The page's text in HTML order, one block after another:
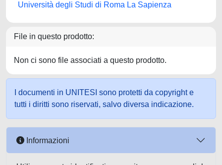
Università degli Studi di Roma La Sapienza
File in questo prodotto:
Non ci sono file associati a questo prodotto.
I documenti in UNITESI sono protetti da copyright e
tutti i diritti sono riservati, salvo diversa indicazione.
Informazioni